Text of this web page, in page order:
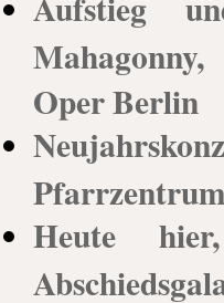
Mahagonny,
Oper Berlin
Heute